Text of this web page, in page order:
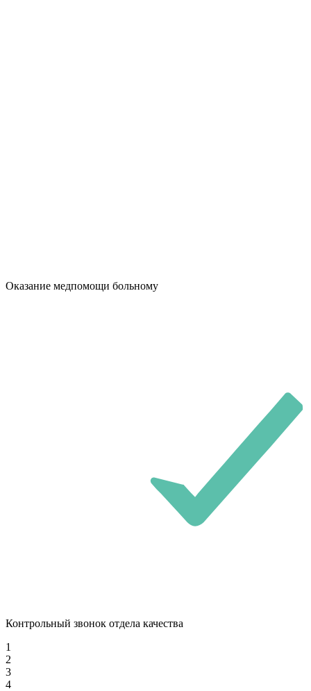
Оказание медпомощи больному
Контрольный звонок отдела качества
1
2
3
4